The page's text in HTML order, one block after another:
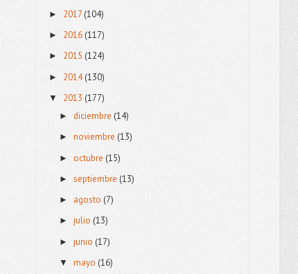
► 2017 (104)
► 2016(117)
► 2015 (124)
► 2014(130)
▼ 2013 (177)
►diciembre (14)
►noviembre (13)
►octubre (15)
► septiembre (13)
► agosto(7)
►julio(13)
►junio (17)
▼mayo(16)